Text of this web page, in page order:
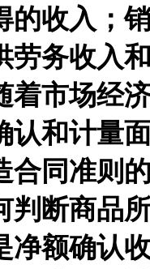
的收入；
劳务收入
着市场经
认和计量
合同准则
判断商品
净额确认